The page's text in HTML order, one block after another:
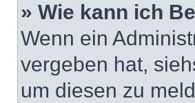
» Wie kann ich
Wenn ein
vergeben hat,
um diesen zu